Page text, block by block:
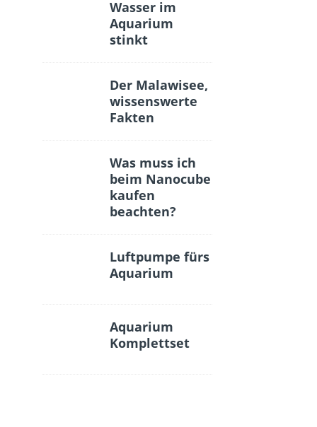
Wasser im
Aquarium
stinkt
Der Malawisee,
wissenswerte
Fakten
Was muss ich
beim Nanocube
kaufen
beachten?
Luftpumpe fürs
Aquarium
Aquarium
Komplettset